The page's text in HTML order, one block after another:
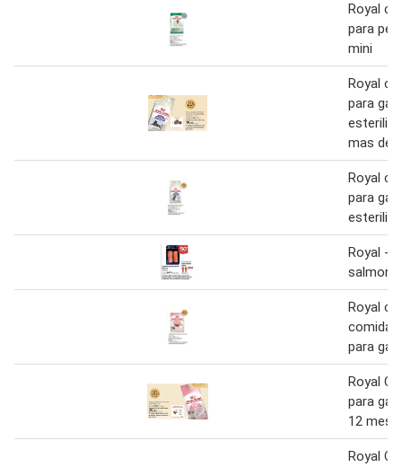
Royal
para
mini
Royal
para
mas de
Royal
para
Royal -
salmon
Royal
comida
para
Royal
para
12
Royal